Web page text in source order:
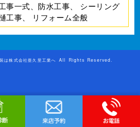
事⼀式、防水工事、
シーリング
事、
リフォーム全般
は株式会社亜久里工業へ All Rights Reserved.